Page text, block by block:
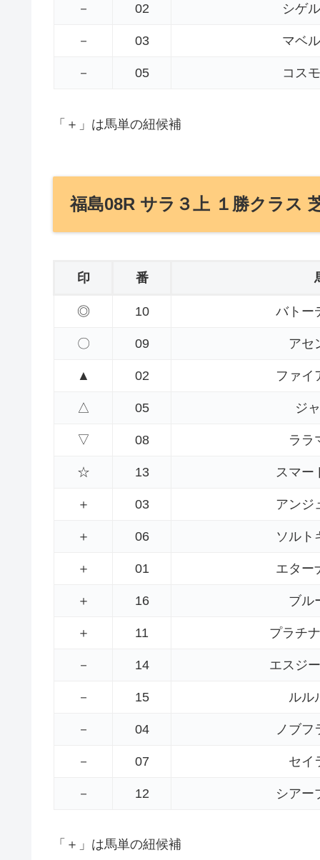
－ 02 シゲ
－ 03 マベ
－ 05 コス
「＋」は馬単の紐候補
福島08R サラ３上 １勝クラス
印 番
◎ 10 バトー
〇 09 アセ
▲ 02 ファイ
△ 05 ジ
▽ 08 ララ
☆ 13 スマー
＋ 03 アンジ
＋ 06 ソルト
＋ 01 エター
＋ 16 ブル
＋ 11 プラチ
－ 14 エスジ
－ 15 ルル
－ 04 ノブフ
－ 07 セイ
－ 12 シアー
「＋」は馬単の紐候補